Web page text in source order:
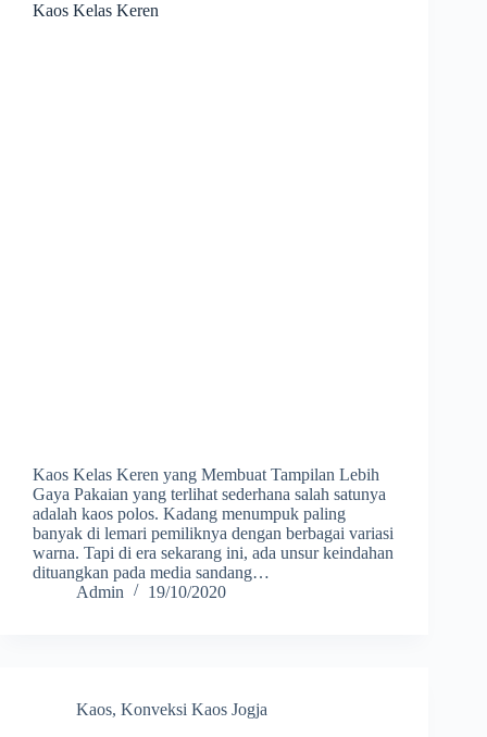
Kaos Kelas Keren
Kaos Kelas Keren yang Membuat Tampilan Lebih
Gaya Pakaian yang terlihat sederhana salah satunya
adalah kaos polos. Kadang menumpuk paling
banyak di lemari pemiliknya dengan berbagai variasi
warna. Tapi di era sekarang ini, ada unsur keindahan
dituangkan pada media sandang…
Admin
19/10/2020
Kaos, Konveksi Kaos Jogja